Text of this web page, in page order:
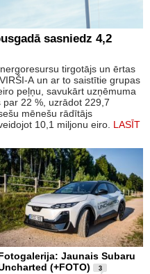
sasniedz 4,2
tirgotājs un ērtas
A un ar to saistītie grupas
peļņu, savukārt uzņēmuma
22 %, uzrādot 229,7
mēnešu rādītājs
10,1 miljonu eiro. LASĪT
Jaunais Subaru
(+FOTO)
3